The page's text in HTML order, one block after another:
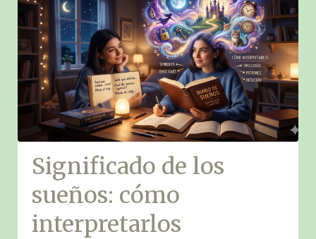
Significado de los
sueños: cómo
interpretarlos